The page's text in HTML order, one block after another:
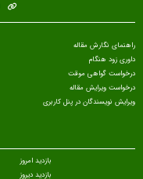
راهنمای نگارش مقاله
داوری زود هنگام
درخواست گواهی موقت
درخواست ویرایش مقاله
ویرایش نویسندگان در پنل کاربری
بازدید امروز
بازدید دیروز